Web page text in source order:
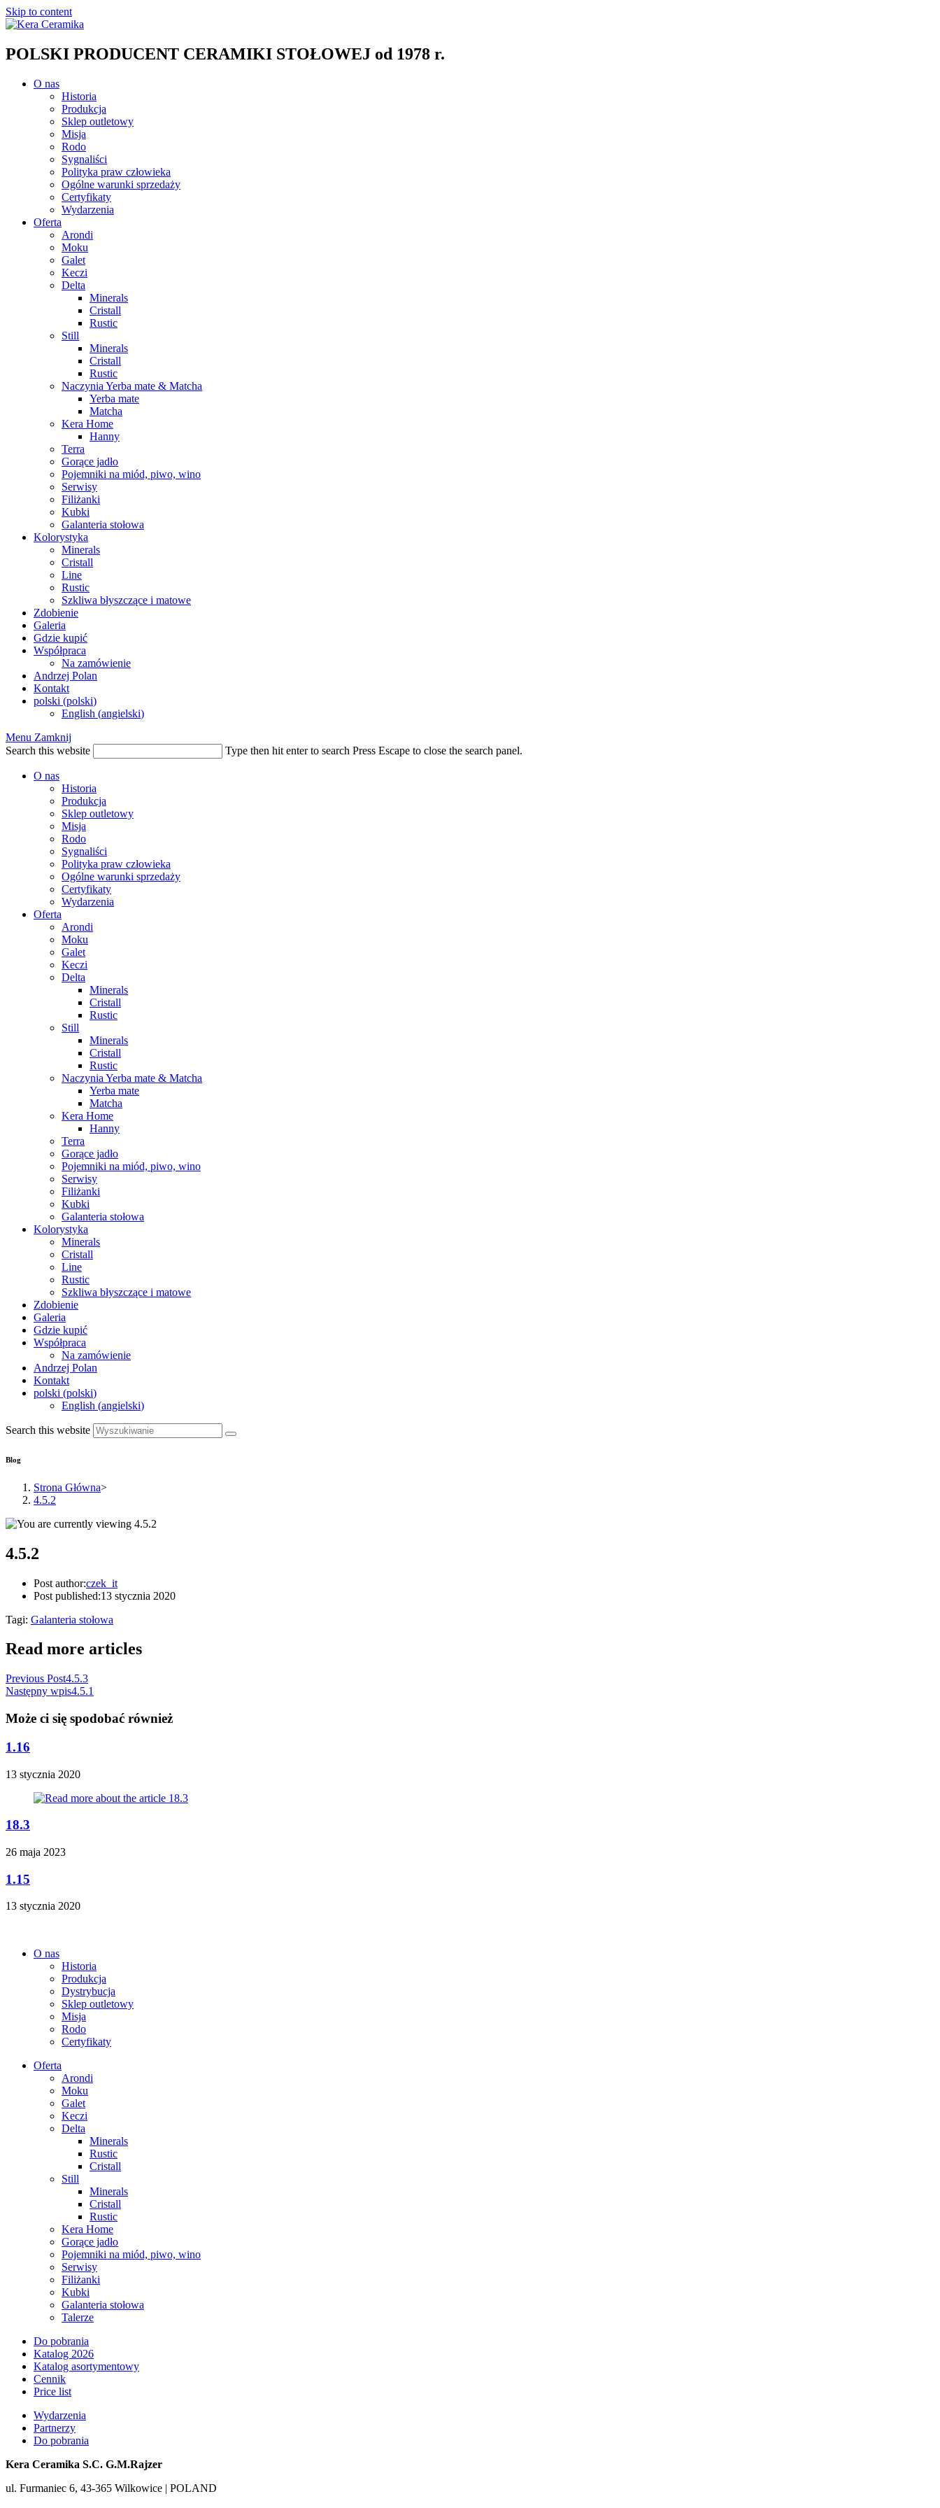
Skip to content
POLSKI PRODUCENT CERAMIKI STOŁOWEJ od 1978 r.
O nas
Historia
Produkcja
Sklep outletowy
Misja
Rodo
Sygnaliści
Polityka praw człowieka
Ogólne warunki sprzedaży
Certyfikaty
Wydarzenia
Oferta
Arondi
Moku
Galet
Keczi
Delta
Minerals
Cristall
Rustic
Still
Minerals
Cristall
Rustic
Naczynia Yerba mate & Matcha
Yerba mate
Matcha
Kera Home
Hanny
Terra
Gorące jadło
Pojemniki na miód, piwo, wino
Serwisy
Filiżanki
Kubki
Galanteria stołowa
Kolorystyka
Minerals
Cristall
Line
Rustic
Szkliwa błyszczące i matowe
Zdobienie
Galeria
Gdzie kupić
Współpraca
Na zamówienie
Andrzej Polan
Kontakt
polski (polski)
English (angielski)
Menu Zamknij
Search this website
Type then hit enter to search Press Escape to close the search panel.
O nas
Historia
Produkcja
Sklep outletowy
Misja
Rodo
Sygnaliści
Polityka praw człowieka
Ogólne warunki sprzedaży
Certyfikaty
Wydarzenia
Oferta
Arondi
Moku
Galet
Keczi
Delta
Minerals
Cristall
Rustic
Still
Minerals
Cristall
Rustic
Naczynia Yerba mate & Matcha
Yerba mate
Matcha
Kera Home
Hanny
Terra
Gorące jadło
Pojemniki na miód, piwo, wino
Serwisy
Filiżanki
Kubki
Galanteria stołowa
Kolorystyka
Minerals
Cristall
Line
Rustic
Szkliwa błyszczące i matowe
Zdobienie
Galeria
Gdzie kupić
Współpraca
Na zamówienie
Andrzej Polan
Kontakt
polski (polski)
English (angielski)
Search this website
Blog
Strona Główna>
4.5.2
4.5.2
Post author:czek_it
Post published:13 stycznia 2020
Tagi: Galanteria stołowa
Read more articles
Previous Post4.5.3
Następny wpis4.5.1
Może ci się spodobać również
1.16
13 stycznia 2020
18.3
26 maja 2023
1.15
13 stycznia 2020
O nas
Historia
Produkcja
Dystrybucja
Sklep outletowy
Misja
Rodo
Certyfikaty
Oferta
Arondi
Moku
Galet
Keczi
Delta
Minerals
Rustic
Cristall
Still
Minerals
Cristall
Rustic
Kera Home
Gorące jadło
Pojemniki na miód, piwo, wino
Serwisy
Filiżanki
Kubki
Galanteria stołowa
Talerze
Do pobrania
Katalog 2026
Katalog asortymentowy
Cennik
Price list
Wydarzenia
Partnerzy
Do pobrania
Kera Ceramika S.C. G.M.Rajzer
ul. Furmaniec 6, 43-365 Wilkowice | POLAND